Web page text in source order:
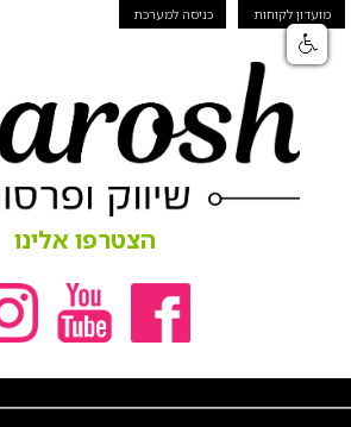
מועדון לקוחות כניסה למערכת
הצטרפו אלינו